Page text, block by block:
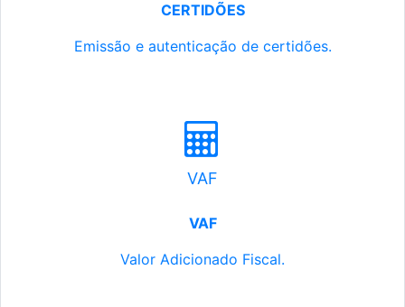
CERTIDÕES
Emissão e autenticação de certidões.
VAF
VAF
Valor Adicionado Fiscal.